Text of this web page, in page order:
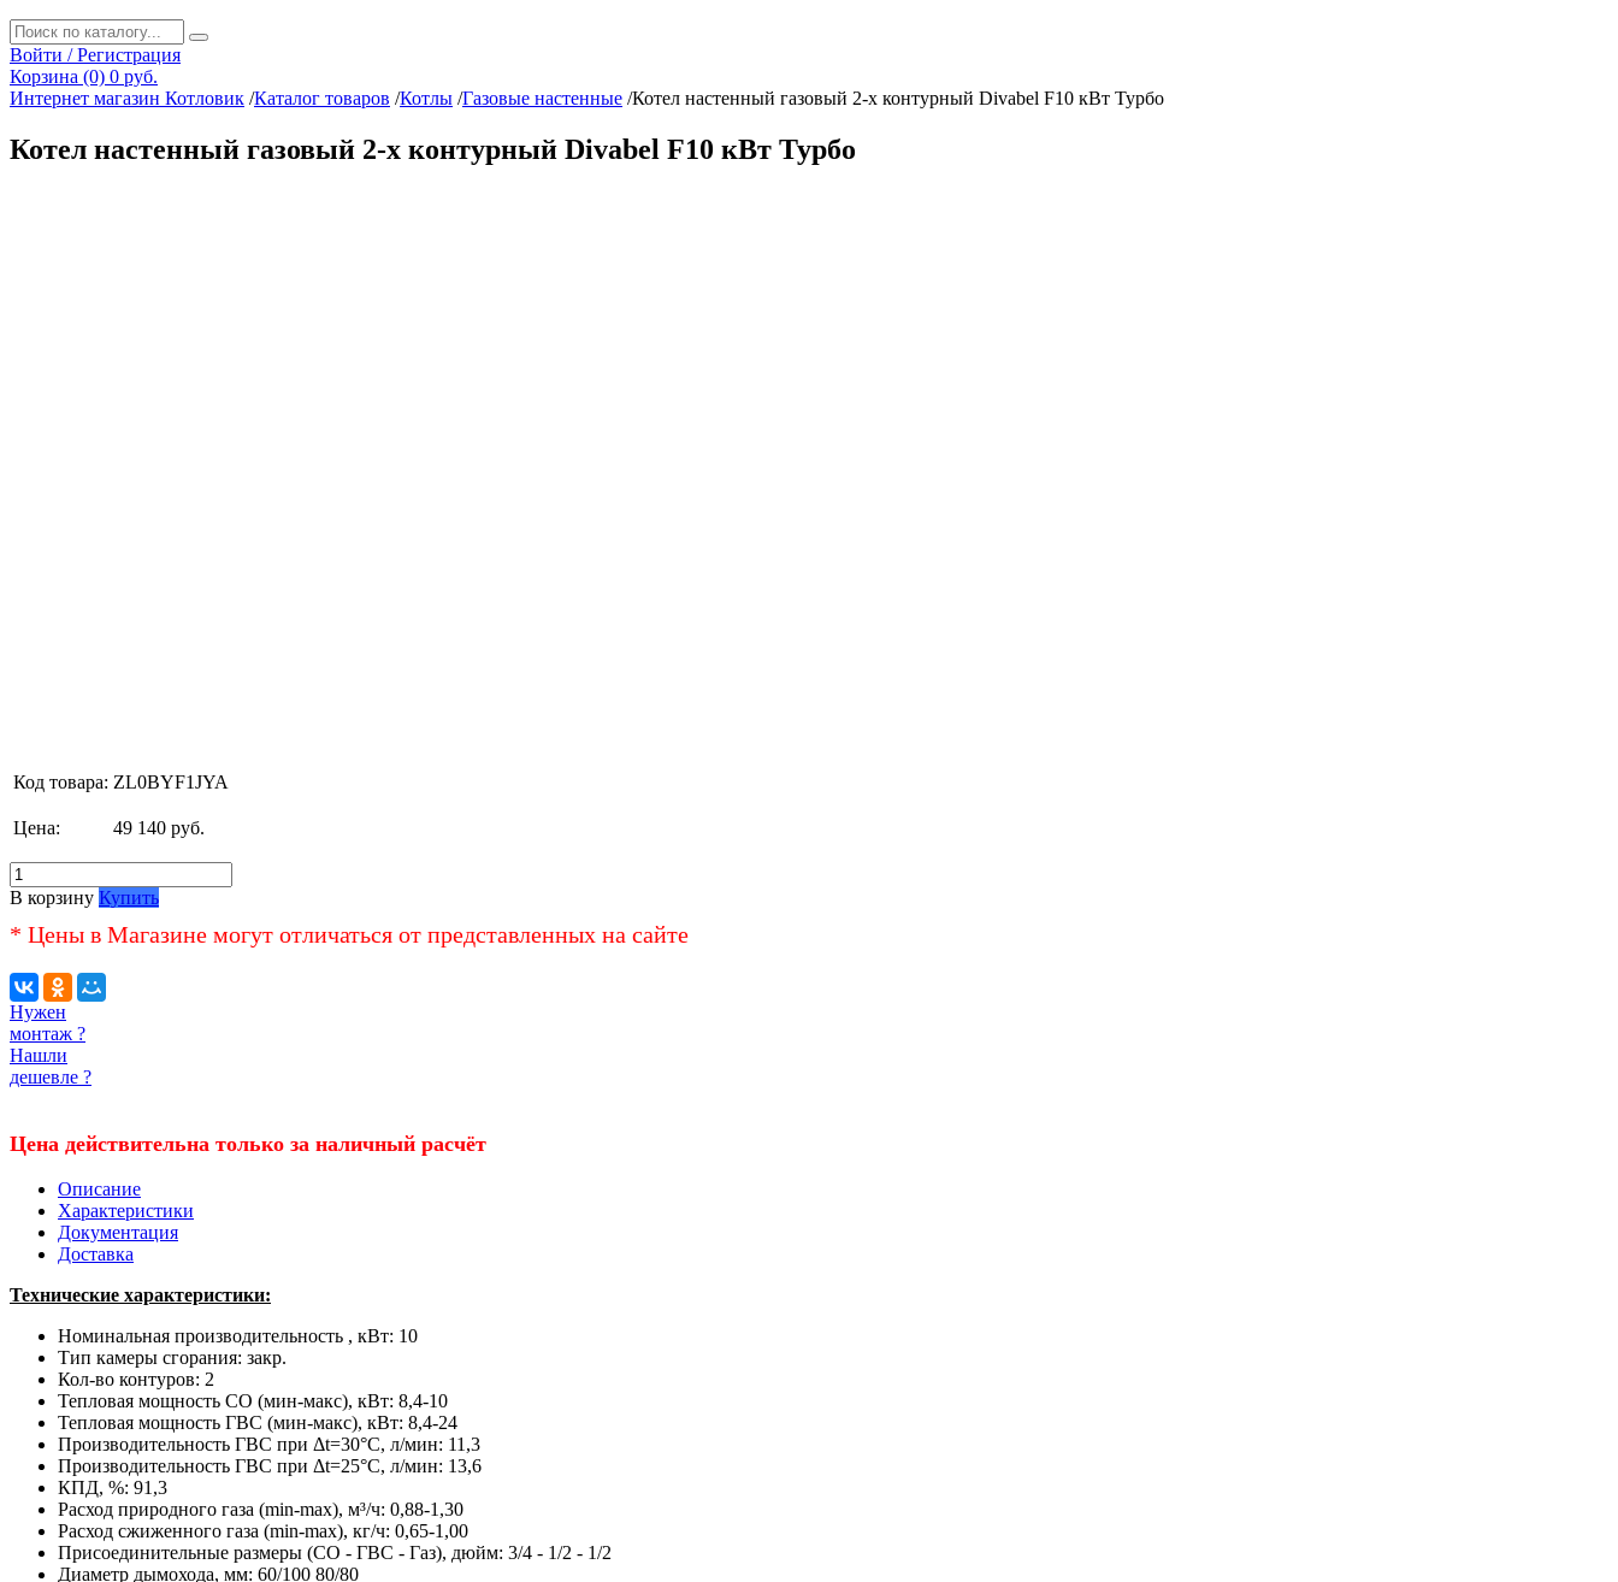
Войти / Регистрация
Корзина (0) 0 руб.
Интернет магазин Котловик /Каталог товаров /Котлы /Газовые настенные /Котел настенный газовый 2-х контурный Divabel F10 кВт Турбо
Котел настенный газовый 2-х контурный Divabel F10 кВт Турбо
Код товара: ZL0BYF1JYA
Цена: 49 140 руб.
В корзину Купить
* Цены в Магазине могут отличаться от представленных на сайте
Нужен
монтаж ?
Нашли
дешевле ?
Цена действительна только за наличный расчёт
Описание
Характеристики
Документация
Доставка
Технические характеристики:
Номинальная производительность , кВт: 10
Тип камеры сгорания: закр.
Кол-во контуров: 2
Тепловая мощность СО (мин-макс), кВт: 8,4-10
Тепловая мощность ГВС (мин-макс), кВт: 8,4-24
Производительность ГВС при Δt=30°C, л/мин: 11,3
Производительность ГВС при Δt=25°C, л/мин: 13,6
КПД, %: 91,3
Расход природного газа (min-max), м³/ч: 0,88-1,30
Расход сжиженного газа (min-max), кг/ч: 0,65-1,00
Присоединительные размеры (СО - ГВС - Газ), дюйм: 3/4 - 1/2 - 1/2
Диаметр дымохода, мм: 60/100 80/80